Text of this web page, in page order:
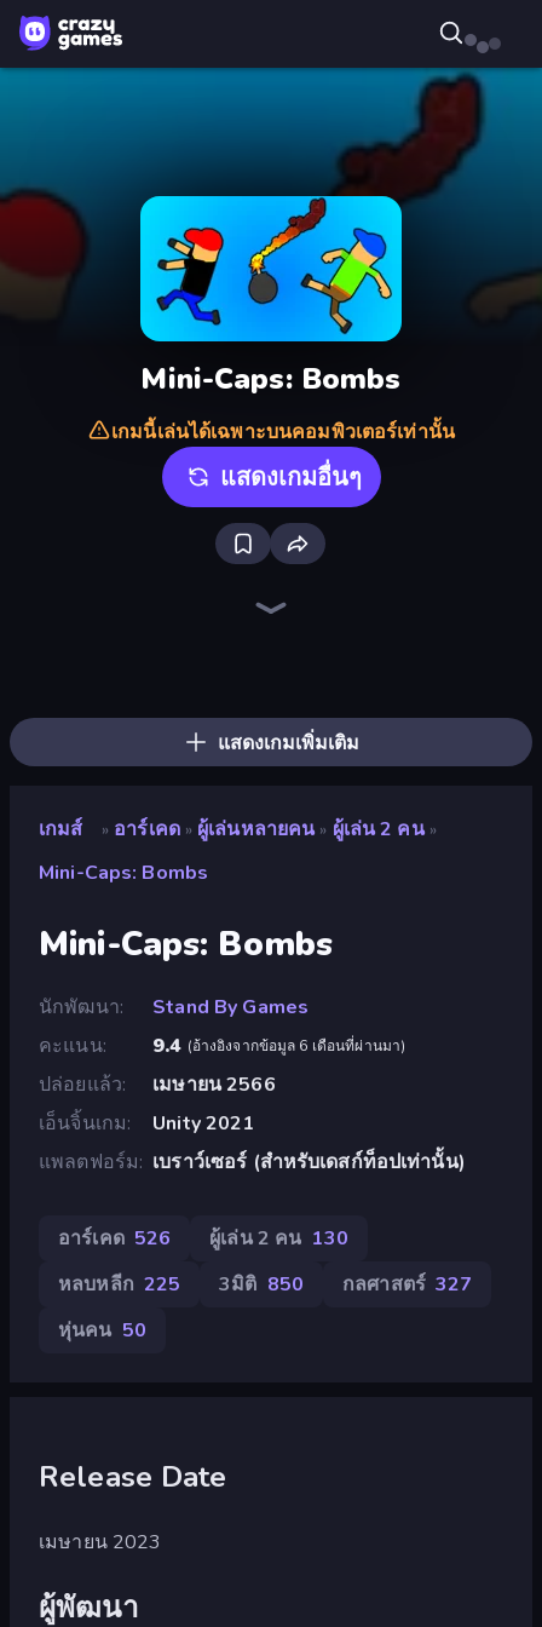
Mini-Caps: Bombs
เกมนี้เล่นได้เฉพาะบนคอมพิวเตอร์เท่านั้น
แสดงเกมอื่นๆ
แสดงเกมเพิ่มเติม
เกมส์ » อาร์เคด » ผู้เล่นหลายคน » ผู้เล่น 2 คน »
Mini-Caps: Bombs
Mini-Caps: Bombs
นักพัฒนา
Stand By Games
คะแนน
9.4 (อ้างอิงจากข้อมูล 6 เดือนที่ผ่านมา)
ปล่อยแล้ว
เมษายน 2566
เอ็นจิ้นเกม
Unity 2021
แพลตฟอร์ม
เบราว์เซอร์ (สำหรับเดสก์ท็อปเท่านั้น)
อาร์เคด 526 ผู้เล่น 2 คน 130
หลบหลีก 225 3มิติ 850 กลศาสตร์ 327
หุ่นคน 50
Release Date
เมษายน 2023
ผู้พัฒนา